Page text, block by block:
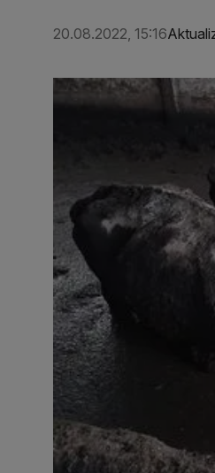
20.08.2022, 15:16